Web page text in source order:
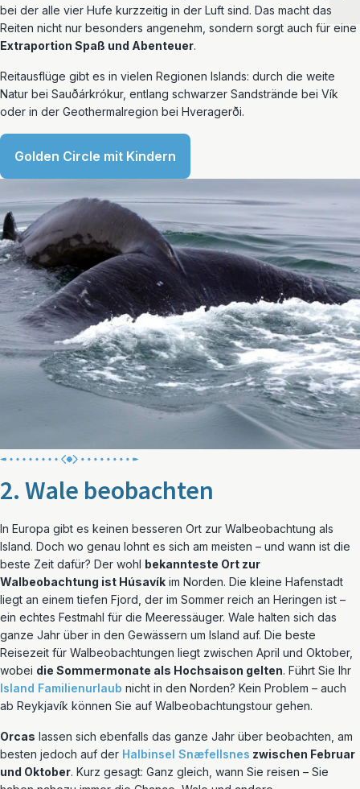
bei der alle vier Hufe kurzzeitig in der Luft sind. Das macht das
Reiten nicht nur besonders angenehm, sondern sorgt auch für eine
Extraportion Spaß und Abenteuer.
Reitausflüge gibt es in vielen Regionen Islands: durch die weite
Natur bei Sauðárkrókur, entlang schwarzer Sandstrände bei Vík
oder in der Geothermalregion bei Hveragerði.
Golden Circle mit Kindern
2. Wale beobachten
In Europa gibt es keinen besseren Ort zur Walbeobachtung als
Island. Doch wo genau lohnt es sich am meisten – und wann ist die
beste Zeit dafür? Der wohl bekannteste Ort zur
Walbeobachtung ist Húsavík im Norden. Die kleine Hafenstadt
liegt an einem tiefen Fjord, der im Sommer reich an Heringen ist –
ein echtes Festmahl für die Meeressäuger. Wale halten sich das
ganze Jahr über in den Gewässern um Island auf. Die beste
Reisezeit für Walbeobachtungen liegt zwischen April und Oktober,
wobei die Sommermonate als Hochsaison gelten. Führt Sie Ihr
Island Familienurlaub nicht in den Norden? Kein Problem – auch
ab Reykjavík können Sie auf Walbeobachtungstour gehen.
Orcas lassen sich ebenfalls das ganze Jahr über beobachten, am
besten jedoch auf der Halbinsel Snæfellsnes zwischen Februar
und Oktober. Kurz gesagt: Ganz gleich, wann Sie reisen – Sie